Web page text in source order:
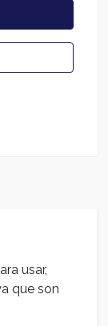
usar,
que son